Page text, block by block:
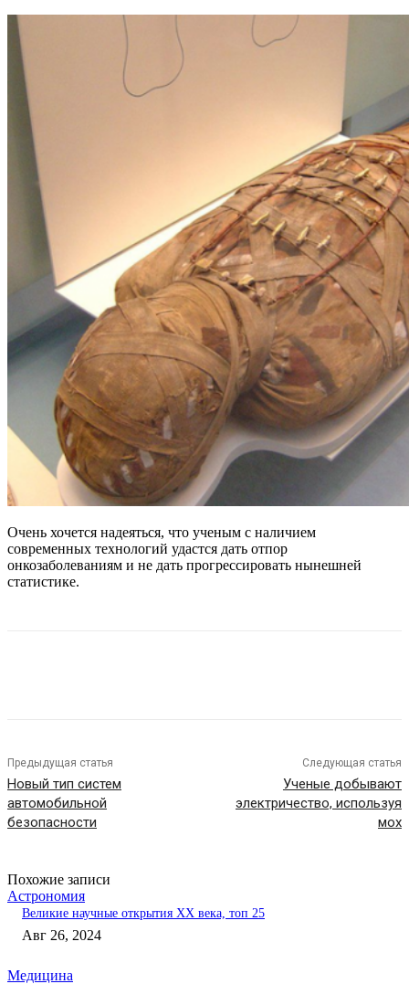
Очень хочется надеяться, что ученым с наличием
современных технологий удастся дать отпор
онкозаболеваниям и не дать прогрессировать нынешней
статистике.
Предыдущая статья
Новый тип систем
автомобильной
безопасности
Следующая статья
Ученые добывают
электричество, используя
мох
Похожие записи
Астрономия
Великие научные открытия XX века, топ 25
Авг 26, 2024
Медицина